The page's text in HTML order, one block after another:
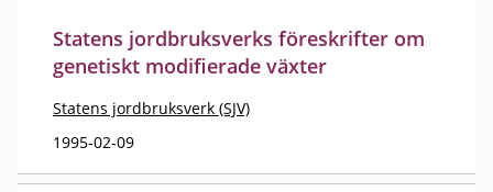
Statens jordbruksverks föreskrifter om
genetiskt modifierade växter
Statens jordbruksverk (SJV)
1995-02-09